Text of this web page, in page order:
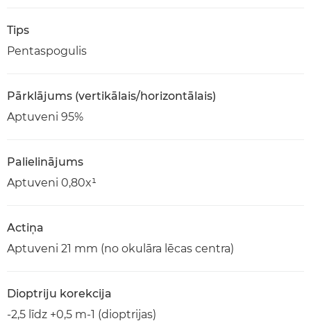
Tips
Pentaspogulis
Pārklājums (vertikālais/horizontālais)
Aptuveni 95%
Palielinājums
Aptuveni 0,80x¹
Actiņa
Aptuveni 21 mm (no okulāra lēcas centra)
Dioptriju korekcija
-2,5 līdz +0,5 m-1 (dioptrijas)